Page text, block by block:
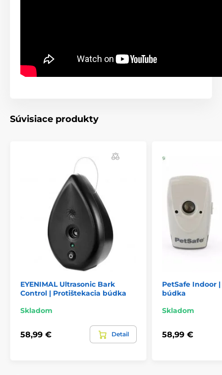
Súvisiace produkty
EYENIMAL Ultrasonic Bark
Control | Protištekacia búdka
Skladom
58,99 € Detail
PetSafe Indoor
búdka
Skladom
58,99 €